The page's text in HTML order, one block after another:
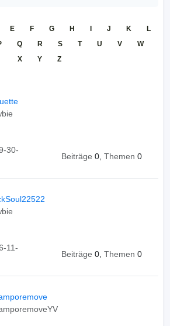
E F G H J K
L
Q R S T U V
W
X
Y Z
30-
Beiträge 0, Themen 0
11-
Beiträge 0, Themen 0